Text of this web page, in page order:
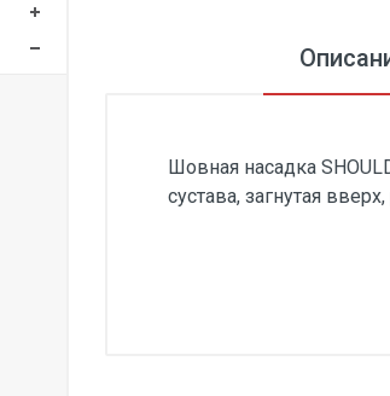
Шовная насадка
сустава, загнутая